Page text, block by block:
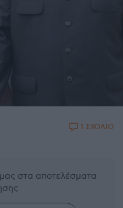
1 ΣΧΟΛΙΟ
στα αποτελέσματα